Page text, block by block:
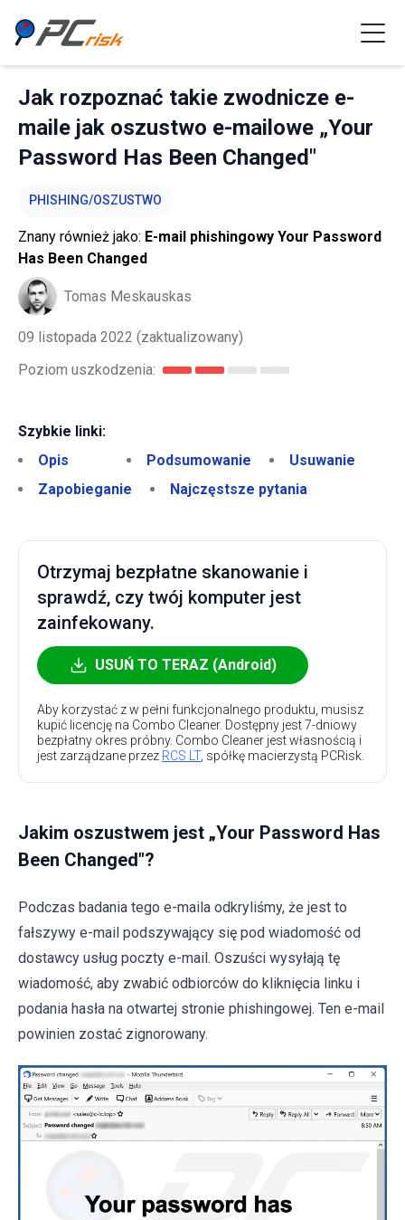
Jak rozpoznać takie zwodnicze e-
maile jak oszustwo e-mailowe „Your
Password Has Been Changed"
PHISHING/OSZUSTWO
Znany również jako: E-mail phishingowy Your Password
Has Been Changed
Tomas Meskauskas
09 listopada 2022 (zaktualizowany)
Poziom uszkodzenia:
Szybkie linki:
Opis
Podsumowanie
Usuwanie
Zapobieganie
Najczęstsze pytania
Otrzymaj bezpłatne skanowanie i
sprawdź, czy twój komputer jest
zainfekowany.
USUŃ TO TERAZ (Android)
Aby korzystać z w pełni funkcjonalnego produktu, musisz
kupić licencję na Combo Cleaner. Dostępny jest 7-dniowy
bezpłatny okres próbny. Combo Cleaner jest własnością i
jest zarządzane przez RCS LT, spółkę macierzystą PCRisk.
Jakim oszustwem jest „Your Password Has
Been Changed"?
Podczas badania tego e-maila odkryliśmy, że jest to
fałszywy e-mail podszywający się pod wiadomość od
dostawcy usług poczty e-mail. Oszuści wysyłają tę
wiadomość, aby zwabić odbiorców do kliknięcia linku i
podania hasła na otwartej stronie phishingowej. Ten e-mail
powinien zostać zignorowany.